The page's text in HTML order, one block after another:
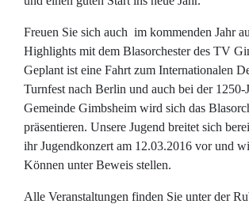
Freuen Sie sich auch im kommenden Jahr
Highlights mit dem Blasorchester des TV
Geplant ist eine Fahrt zum Internationalen
Turnfest nach Berlin und auch bei der 1250-
Gemeinde Gimbsheim wird sich das
präsentieren. Unsere Jugend breitet sich
ihr Jugendkonzert am 12.03.2016 vor und
Können unter Beweis stellen.
Alle Veranstaltungen finden Sie unter der